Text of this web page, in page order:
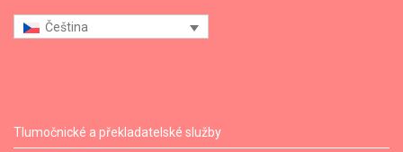
Čeština
Tlumočnické a překladatelské služby